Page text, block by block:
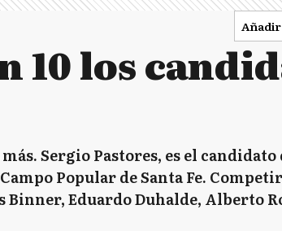
10 los
Sergio Pastores, es el
Popular de Santa Fe.
Eduardo Duhalde, Alberto